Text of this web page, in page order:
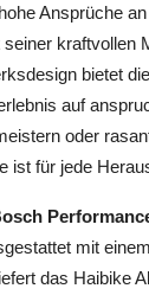
Ansprüche
kraftvollen
bietet
auf
oder
ist für jede
mit
das Haibike